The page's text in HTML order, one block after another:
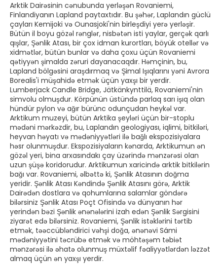
Arktik Dairəsinin cənubunda yerləşən Rovaniemi,
Finlandiyanın Lapland paytaxtıdır. Bu şəhər, Laplandın güclü
çayları Kemijoki və Ounasjoki'nin birleşdiyi yerə yerləşir.
Bütün il boyu gözəl rənglər, nisbətən isti yaylar, gerçək qarlı
qışlar, Şənlik Atası, bir çox idman kurortları, böyük otellər və
xidmətlər, bütün bunlar və daha çoxu üçün Rovaniemi
qətiyyən şimalda zəruri dayanacaqdır. Həmçinin, bu,
Lapland bölgəsini araşdırmaq və Şimal Işıqlarını yəni Avrora
Borealis'i müşahidə etmək üçün yaxşı bir yerdir.
Lumberjack Candle Bridge, Jätkänkynttilä, Rovaniemi'nin
simvolu olmuşdur. Körpünün üstündə parlaq sarı işıq olan
hündür pylon və ağır bürünc odunçudan heykəl var.
Arktikum muzeyi, bütün Arktika şeyləri üçün bir-stoplu
mədəni mərkəzdir, bu, Laplandın geologiyası, iqlimi, bitkiləri,
heyvan həyatı və mədəniyyətləri ilə bağlı ekspozisiyalara
həsr olunmuşdur. Ekspozisiyaların kənarda, Arktikumun ən
gözəl yeri, bina arxasındakı çay üzərində mənzərəsi olan
uzun şüşə koridorudur. Arktikumun xaricində arktik bitkilərin
bağı var. Rovaniemi, əlbəttə ki, Şənlik Atasının doğma
yeridir. Şənlik Atası Kəndində Şənlik Atasını görə, Arktik
Dairədən dostlara və qohumlarına salamlar göndərə
bilərsiniz Şənlik Atası Poçt Ofisində və dünyanın hər
yerindən bəzi Şənlik ənənələrini izah edən Şənlik Sərgisini
ziyarət edə bilərsiniz. Rovaniemi, Şənlik istəklərini tərtib
etmək, təəccübləndirici vəhşi doğa, ənənəvi Sámi
mədəniyyətini təcrübə etmək və möhtəşəm təbiət
mənzərəsi ilə əhatə olunmuş müxtəlif fəaliyyətlərdən ləzzət
almaq üçün ən yaxşı yerdir.